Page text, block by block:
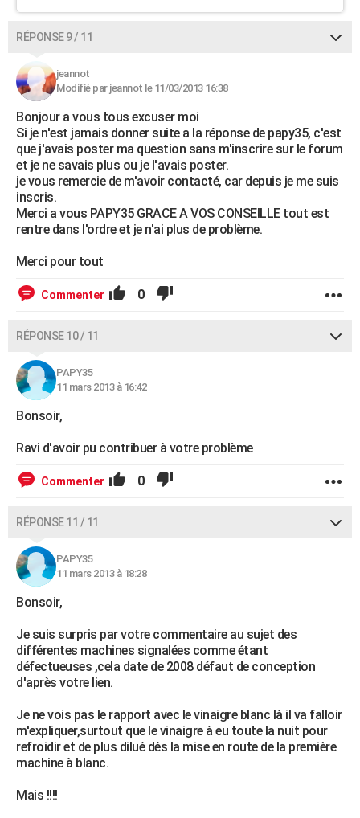
RÉPONSE 9 / 11
jeannot
Modifié par jeannot le 11/03/2013 16:38
Bonjour a vous tous excuser moi
Si je n'est jamais donner suite a la réponse de papy35, c'est
que j'avais poster ma question sans m'inscrire sur le forum
et je ne savais plus ou je l'avais poster.
je vous remercie de m'avoir contacté, car depuis je me suis
inscris.
Merci a vous PAPY35 GRACE A VOS CONSEILLE tout est
rentre dans l'ordre et je n'ai plus de problème.
Merci pour tout
Commenter 0
RÉPONSE 10 / 11
PAPY35
11 mars 2013 à 16:42
Bonsoir,
Ravi d'avoir pu contribuer à votre problème
Commenter 0
RÉPONSE 11 / 11
PAPY35
11 mars 2013 à 18:28
Bonsoir,
Je suis surpris par votre commentaire au sujet des
différentes machines signalées comme étant
défectueuses ,cela date de 2008 défaut de conception
d'après votre lien.
Je ne vois pas le rapport avec le vinaigre blanc là il va falloir
m'expliquer,surtout que le vinaigre à eu toute la nuit pour
refroidir et de plus dilué dés la mise en route de la première
machine à blanc.
Mais !!!!